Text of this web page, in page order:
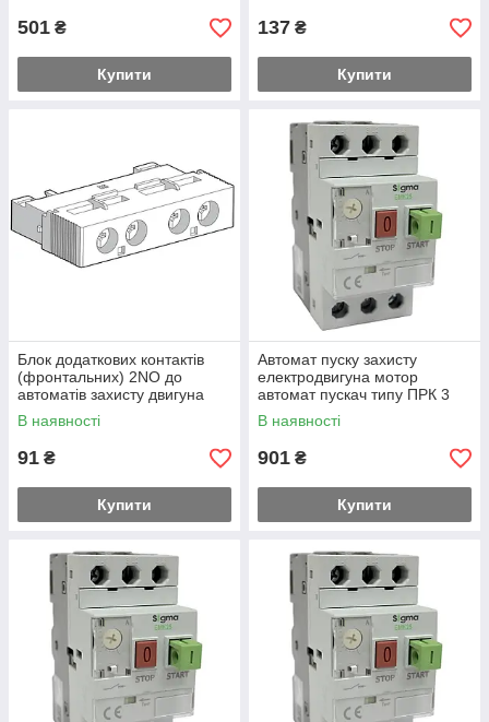
501 ₴
Купити
137 ₴
Купити
Блок додаткових контактів
(фронтальних) 2NO до
автоматів захисту двигуна
SMK25 SIGMA
В наявності
91 ₴
Купити
Автомат пуску захисту
електродвигуна мотор
автомат пускач типу ПРК 3
фази регулювання теплового
струму 0,63-1 А, струм к.
В наявності
901 ₴
Купити